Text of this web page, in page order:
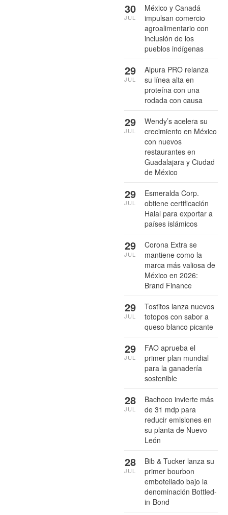
México y Canadá
impulsan comercio
agroalimentario con
inclusión de los
pueblos indígenas
30
JUL
Alpura PRO relanza
su línea alta en
proteína con una
rodada con causa
29
JUL
Wendy’s acelera su
crecimiento en México
con nuevos
restaurantes en
Guadalajara y Ciudad
de México
29
JUL
Esmeralda Corp.
obtiene certificación
Halal para exportar a
países islámicos
29
JUL
Corona Extra se
mantiene como la
marca más valiosa de
México en 2026:
Brand Finance
29
JUL
Tostitos lanza nuevos
totopos con sabor a
queso blanco picante
29
JUL
FAO aprueba el
primer plan mundial
para la ganadería
sostenible
29
JUL
Bachoco invierte más
de 31 mdp para
reducir emisiones en
su planta de Nuevo
León
28
JUL
Bib & Tucker lanza su
primer bourbon
embotellado bajo la
denominación Bottled-
in-Bond
28
JUL